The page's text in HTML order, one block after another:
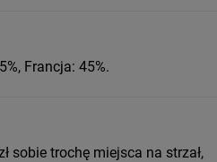
Francja: 45%.
sobie trochę miejsca na strzał,